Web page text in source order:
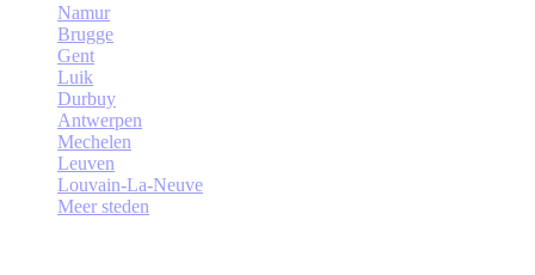
Namur
Brugge
Gent
Luik
Durbuy
Antwerpen
Mechelen
Leuven
Louvain-La-Neuve
Meer steden